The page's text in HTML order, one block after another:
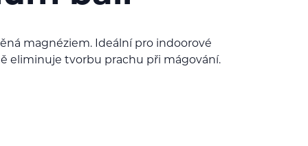
magnéziem. Ideální pro indoorové
eliminuje tvorbu prachu při mágování.